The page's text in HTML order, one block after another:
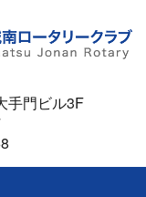
手門ビル3F